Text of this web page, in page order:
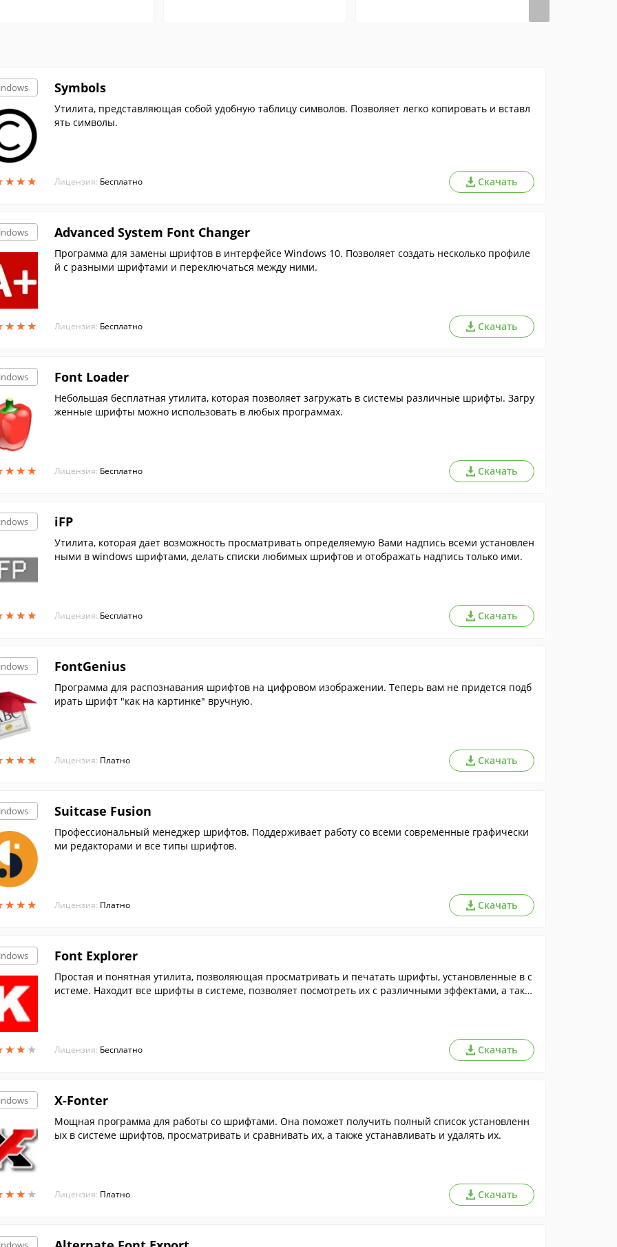
★★★
★★★
Symbols
Утилита, представляющая собой удобную таблицу символов. Позволяет легко копировать и вставл
ять символы.
Лицензия: Бесплатно Скачать
★★★
★★★
Advanced System Font Changer
Программа для замены шрифтов в интерфейсе Windows 10. Позволяет создать несколько профиле
й с разными шрифтами и переключаться между ними.
Лицензия: Бесплатно Скачать
★★★
★★★
Font Loader
Небольшая бесплатная утилита, которая позволяет загружать в системы различные шрифты. Загру
женные шрифты можно использовать в любых программах.
Лицензия: Бесплатно Скачать
★★★
★★★
iFP
Утилита, которая дает возможность просматривать определяемую Вами надпись всеми установлен
ными в windows шрифтами, делать списки любимых шрифтов и отображать надпись только ими.
Лицензия: Бесплатно Скачать
★★★
★★★
FontGenius
Программа для распознавания шрифтов на цифровом изображении. Теперь вам не придется подб
ирать шрифт "как на картинке" вручную.
Лицензия: Платно Скачать
★★★
★★★
Suitcase Fusion
Профессиональный менеджер шрифтов. Поддерживает работу со всеми современные графически
ми редакторами и все типы шрифтов.
Лицензия: Платно Скачать
★★ ★
★★ ★
Font Explorer
Простая и понятная утилита, позволяющая просматривать и печатать шрифты, установленные в с
истеме. Находит все шрифты в системе, позволяет посмотреть их с различными эффектами, а так ж
Лицензия: Бесплатно Скачать
★★ ★
★★ ★
X-Fonter
Мощная программа для работы со шрифтами. Она поможет получить полный список установленн
ых в системе шрифтов, просматривать и сравнивать их, а также устанавливать и удалять их.
Лицензия: Платно Скачать